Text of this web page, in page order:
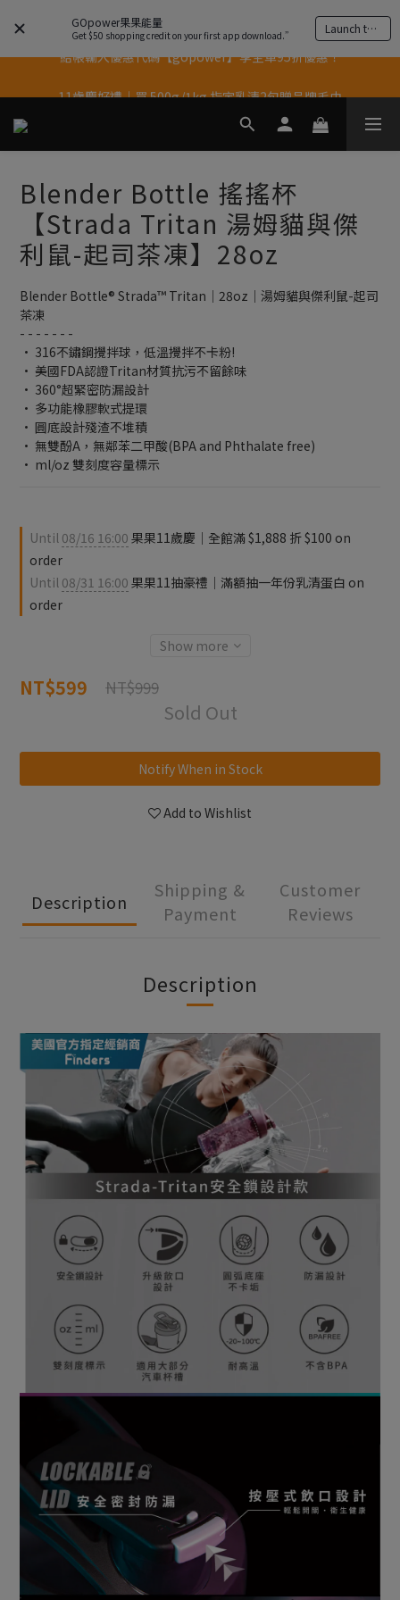
GOpower果果能量
Get $50 shopping credit on your first app download.” Launch the app
結帳輸入優惠代碼【gopower】享全單95折優惠！
果果11歲慶｜App 下單享 5% 購物金回饋
Blender Bottle 搖搖杯
【Strada Tritan 湯姆貓與傑
利鼠-起司茶凍】28oz
Blender Bottle® Strada™ Tritan｜28oz｜湯姆貓與傑利鼠-起司
茶凍
- - - - - - -
• 316不鏽鋼攪拌球，低溫攪拌不卡粉!
• 美國FDA認證Tritan材質抗污不留餘味
• 360°超緊密防漏設計
• 多功能橡膠軟式提環
• 圓底設計殘渣不堆積
• 無雙酚A，無鄰苯二甲酸(BPA and Phthalate free)
• ml/oz 雙刻度容量標示
Until 08/16 16:00 果果11歲慶｜全館滿 $1,888 折 $100 on
order
Until 08/31 16:00 果果11抽豪禮｜滿額抽一年份乳清蛋白 on
order
Show more
NT$599 NT$999
Sold Out
Notify When in Stock
Add to Wishlist
Description
Shipping &
Payment
Customer
Reviews
Description